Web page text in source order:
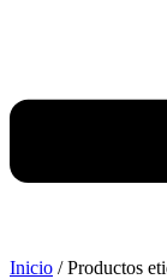
Inicio / Productos